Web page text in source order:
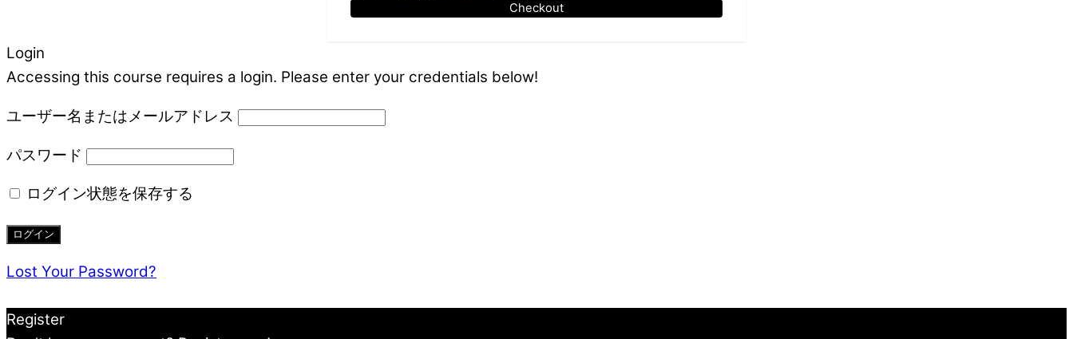
Checkout
Login
Accessing this course requires a login. Please enter your credentials below!
ユーザー名またはメールアドレス
パスワード
ログイン状態を保存する
Lost Your Password?
Register